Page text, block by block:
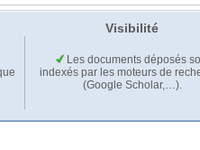
Visibilité
Les documents déposés
indexés par les moteurs de
(Google Scholar,…).